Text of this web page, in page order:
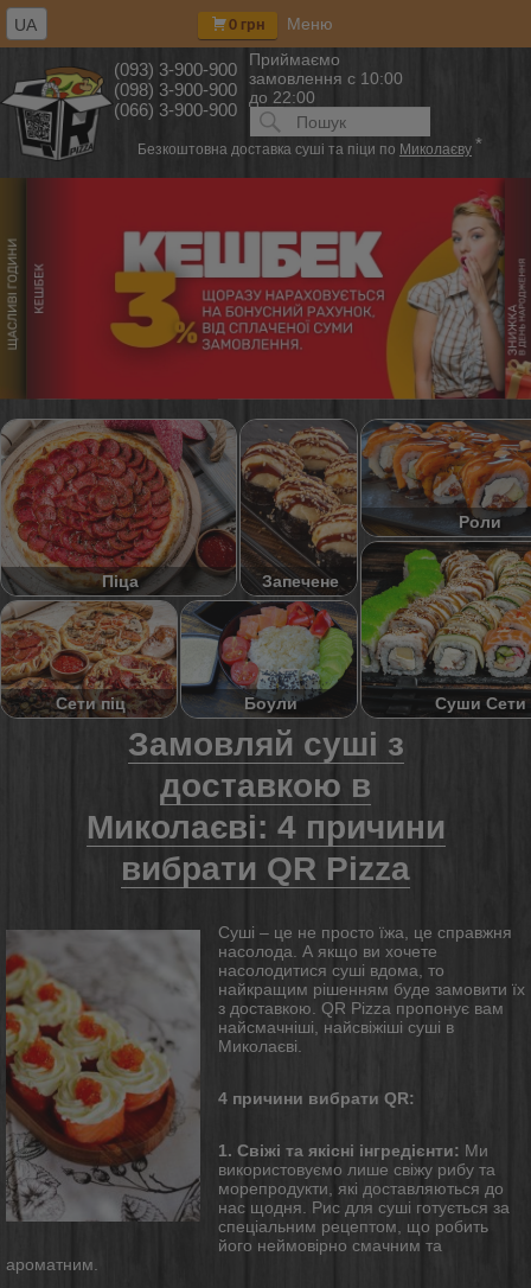
(093) 3-900-900
(098) 3-900-900
(066) 3-900-900
Приймаємо
замовлення с 10:00
до 22:00
Искать:ПОИСК
0 грн Меню
Безкоштовна доставка суші та піци по Миколаєву *
UA
Піца Запечене
Роли
Сети піц Боули Суши Сети
Замовляй суші з
доставкою в
Миколаєві: 4 причини
вибрати QR Pizza
Суші – це не просто їжа, це справжня
насолода. А якщо ви хочете
насолодитися суші вдома, то
найкращим рішенням буде замовити їх
з доставкою. QR Pizza пропонує вам
найсмачніші, найсвіжіші суші в
Миколаєві.
4 причини вибрати QR:
1. Свіжі та якісні інгредієнти: Ми
використовуємо лише свіжу рибу та
морепродукти, які доставляються до
нас щодня. Рис для суші готується за
спеціальним рецептом, що робить
його неймовірно смачним та
ароматним.